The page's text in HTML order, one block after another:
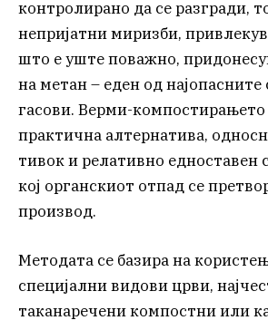
контролирано да се разгради,
непријатни миризби,
што е уште поважно,
на метан – еден од
гасови. Верми-
практична алтернатива,
тивок и релативно едноставен
кој органскиот отпад се
производ.
Методата се базира на
специјални видови црви,
таканаречени компостни или